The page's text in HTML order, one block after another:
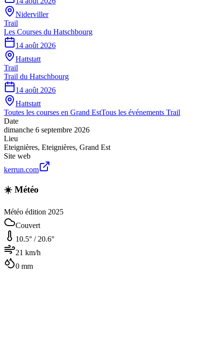
Niderviller
Trail
Les Courses du Hatschbourg
14 août 2026
Hattstatt
Trail
Trail du Hatschbourg
14 août 2026
Hattstatt
Toutes les courses en Grand EstTous les événements Trail
Date
dimanche 6 septembre 2026
Lieu
Eteignières, Eteignières, Grand Est
Site web
kerrun.com
☀️ Météo
Météo édition 2025
Couvert
10.5° / 20.6°
21 km/h
0 mm